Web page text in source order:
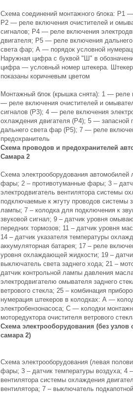
Схема соединений монтажного блока: Р1
Р2 — реле включения очистителей и
сигналов; Р4 — реле включения
двигателя; Р5 — реле включения
света фар; А — порядок условной
Наружная цифра с буквой "Ш" в
цифра — условный номер штекера.
показаны коричневым цветом
Монтажный блок (крышка снята): 1 — реле
— реле включения очистителей и
сигналов (Р3); 4 — реле включения
охлаждения двигателя (Р4); 5 —
дальнего света фар (Р5); 7 — реле
предохранитель
Схема проводов и предохранителей
Самара 2
Схема электрооборудования
фары; 2 – противотуманные фары; 3 –
электродвигатель вентилятора системы
подключаемые к жгуту проводов системы
лампы; 7 – колодка для подключения к
звуковой сигнал; 9 – датчик уровня
передних тормозов; 11 – датчик уровня
14 – датчик указателя температуры
аккумуляторная батарея; 17 – реле
уровня охлаждающей жидкости; 19 –
выключатель света заднего хода; 21 –
датчик контрольной лампы давления
электродвигателю омывателя заднего
ветрового стекла; 25 – комбинация
нумерация штекеров в колодках: А —
электробензонасоса; С — колодки
моторедуктора очистителя ветрового
Схема электрооборудования (без
самара 2)
Схема электрооборудования (левая
фары; 3 – датчик температуры воздуха; 4
вентилятора системы охлаждения
вентилятора; 7 – выключатель